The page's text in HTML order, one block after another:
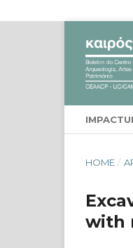
HOME /
with